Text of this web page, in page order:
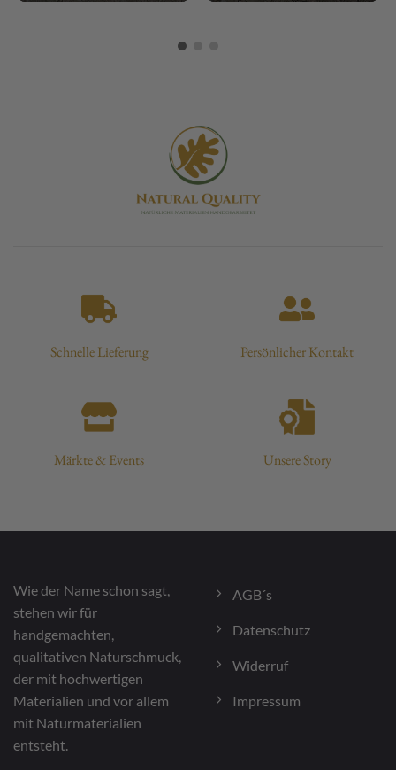
Schnelle Lieferung Persönlicher Kontakt
Märkte & Events Unsere Story
Wie der Name schon sagt,
stehen wir für
handgemachten,
qualitativen Naturschmuck,
der mit hochwertigen
Materialien und vor allem
mit Naturmaterialien
entsteht.
AGB´s
Datenschutz
Widerruf
Impressum